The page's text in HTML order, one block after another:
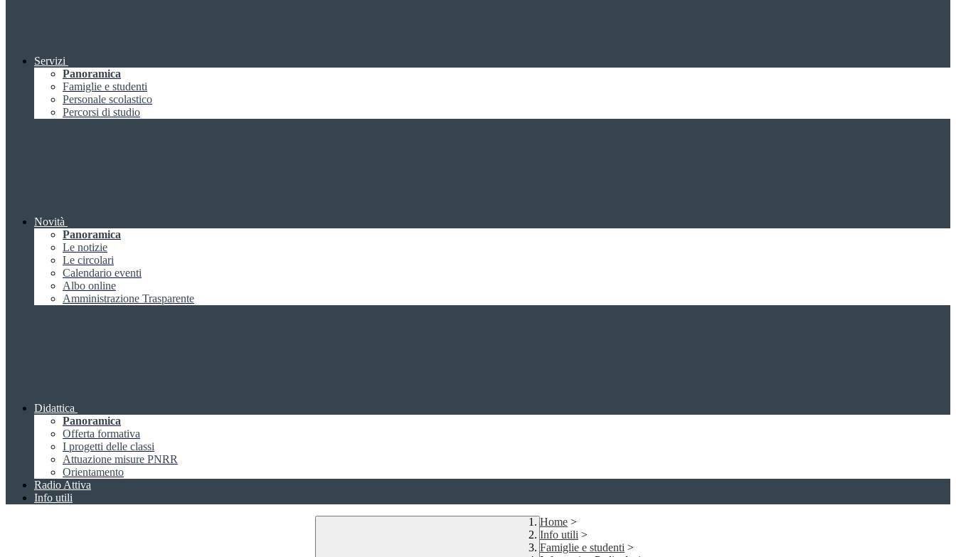
Servizi
Panoramica
Famiglie e studenti
Personale scolastico
Percorsi di studio
Novità
Panoramica
Le notizie
Le circolari
Calendario eventi
Albo online
Amministrazione Trasparente
Didattica
Panoramica
Offerta formativa
I progetti delle classi
Attuazione misure PNRR
Orientamento
Radio Attiva
Info utili
Home >
Info utili >
Famiglie e studenti >